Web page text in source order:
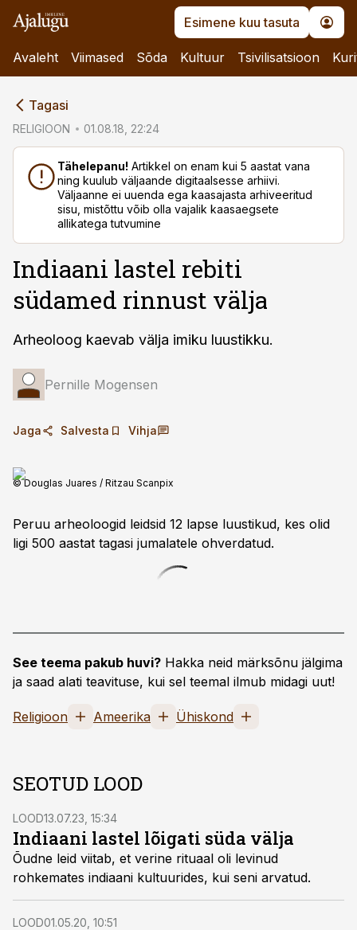
Esimene kuu tasuta
Avaleht Viimased Sõda Kultuur Tsivilisatsioon
Tagasi
RELIGIOON 01.08.18, 22:24
Tähelepanu! Artikkel on enam kui 5 aastat vana
ning kuulub väljaande digitaalsesse arhiivi.
Väljaanne ei uuenda ega kaasajasta arhiveeritud
sisu, mistõttu võib olla vajalik kaasaegsete
allikatega tutvumine
Indiaani lastel rebiti
südamed rinnust välja
Arheoloog kaevab välja imiku luustikku.
Pernille Mogensen
Jaga Salvesta Vihja
© Douglas Juares / Ritzau Scanpix
Peruu arheoloogid leidsid 12 lapse luustikud, kes olid
ligi 500 aastat tagasi jumalatele ohverdatud.
See teema pakub huvi? Hakka neid märksõnu jälgima
ja saad alati teavituse, kui sel teemal ilmub midagi uut!
Religioon Ameerika Ühiskond
SEOTUD LOOD
LOOD13.07.23, 15:34
Indiaani lastel lõigati süda välja
Õudne leid viitab, et verine rituaal oli levinud
rohkemates indiaani kultuurides, kui seni arvatud.
LOOD01.05.20, 10:51